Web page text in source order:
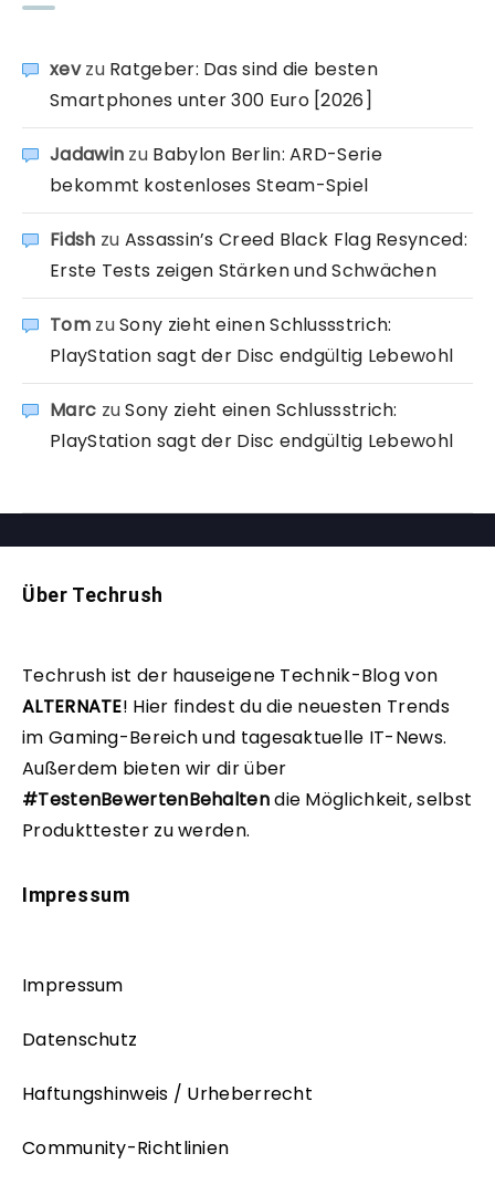
xevzu Ratgeber: Das sind die besten
Smartphones unter 300 Euro [2026]
Jadawin zu Babylon Berlin: ARD-Serie
bekommt kostenloses Steam-Spiel
Fidsh zu Assassin’s Creed Black Flag Resynced:
Erste Tests zeigen Stärken und Schwächen
TomzuSony zieht einen Schlussstrich:
PlayStation sagt der Disc endgültig Lebewohl
Marc zuSony zieht einen Schlussstrich:
PlayStation sagt der Disc endgültig Lebewohl
Über Techrush
Techrush ist der hauseigene Technik-Blog von
ALTERNATE! Hier findest du die neuesten Trends
im Gaming-Bereich und tagesaktuelle IT-News.
Außerdem bieten wir dir über
#TestenBewertenBehaltendie Möglichkeit, selbst
Produkttester zu werden.
Impressum
Impressum
Datenschutz
Haftungshinweis / Urheberrecht
Community-Richtlinien